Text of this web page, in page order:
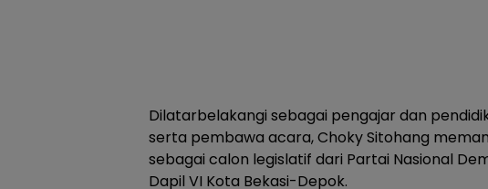
Dilatarbelakangi sebagai pengajar dan
serta pembawa acara, Choky Sitohang
sebagai calon legislatif dari Partai Nasional
Dapil VI Kota Bekasi-Depok.